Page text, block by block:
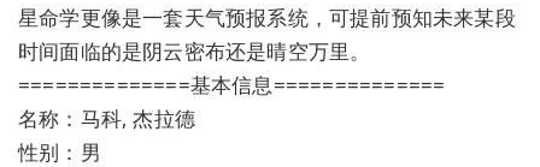
星命学更像是一套天气预报系统，可提前预知未来某段
时间面临的是阴云密布还是晴空万里。
==============基本信息==============
名称：马科, 杰拉德
性别：男